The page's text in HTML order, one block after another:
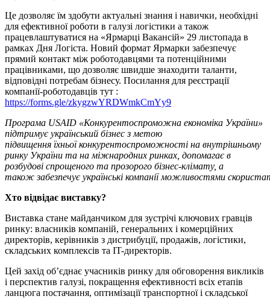
Це дозволяє їм здобути актуальні знання і навички, необхідні
для ефективної роботи в галузі логістики а також
працевлаштуватися на «Ярмарці Вакансій» 29 листопада в
рамках Дня Логіста. Новий формат Ярмарки забезпечує
прямий контакт між роботодавцями та потенційними
працівниками, що дозволяє швидше знаходити таланти,
відповідні потребам бізнесу. Посилання для реєстрації
компанії-роботодавців тут :
https://forms.gle/zkygzwYRDWmkCmYy9
Програма USAID «Конкурентоспроможна економіка України»
підтримує український бізнесз метою
підвищення їхньої конкурентоспроможності на внутрішньому
ринку України та на міжнародних ринках, допомагає в
розбудові спрощеного та прозорого бізнес-клімату, а
також забезпечує українські компанії можливостями
Хто відвідає виставку?
Виставка стане майданчиком для зустрічі ключових гравців
ринку: власників компаній, генеральних і комерційних
директорів, керівників з дистрибуції, продажів, логістики,
складських комплексів та IT-директорів.
Цей захід об’єднає учасників ринку для обговорення викликів
і перспектив галузі, покращення ефективності всіх етапів
ланцюга постачання, оптимізації транспортної і складської